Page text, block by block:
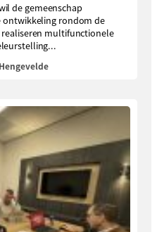
de gemeenschap
ontwikkeling rondom de
realiseren multifunctionele